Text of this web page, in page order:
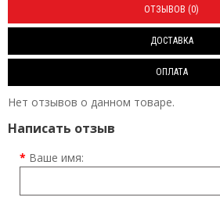
ОТЗЫВОВ (0)
ДОСТАВКА
ОПЛАТА
Нет отзывов о данном товаре.
Написать отзыв
Ваше имя: